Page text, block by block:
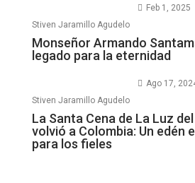
Feb 1, 2025
Stiven Jaramillo Agudelo
Monseñor Armando
legado para la eternidad
Ago 17,
Stiven Jaramillo Agudelo
La Santa Cena de La Luz
volvió a Colombia: Un edén
para los fieles